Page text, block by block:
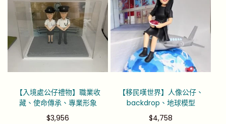
【入境處公仔禮物】職業收
藏、使命傳承、專業形象
$3,956
【移民嘆世界】人像公仔、
backdrop、地球模型
$4,758